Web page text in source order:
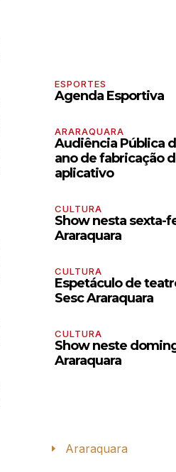
ESPORTES
Agenda Esportiva
ARARAQUARA
Audiência Pública
ano de fabricação
aplicativo
CULTURA
Show nesta sexta-
Araraquara
CULTURA
Espetáculo de
Sesc Araraquara
CULTURA
Show neste
Araraquara
Araraquara